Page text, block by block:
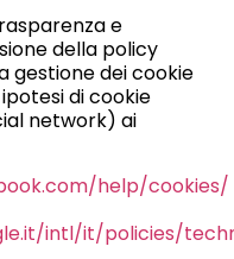
e
della policy
gestione dei cookie
di cookie
network) ai
help/cookies/
intl/it/policies/